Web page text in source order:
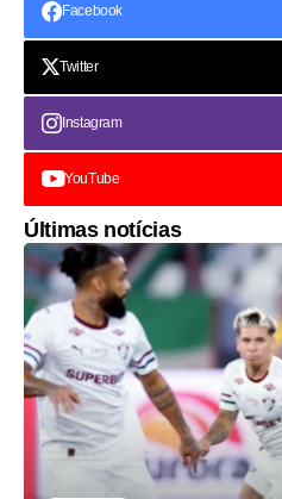
Facebook
Twitter
Instagram
YouTube
Últimas notícias